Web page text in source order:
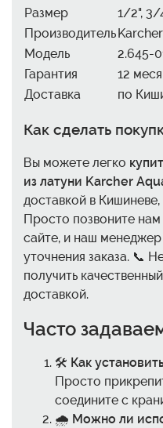
Размер
1/2", 3/
Производитель Karcher
Модель
2.645-
Гарантия
12
Доставка
по
Как сделать
Вы можете легко
из латуни Karcher
доставкой в
Просто позвоните
сайте, и наш
уточнения заказа. 📞
получить
доставкой.
Часто
🛠️ Как
Просто
соедините с
🌧️ Можно ли